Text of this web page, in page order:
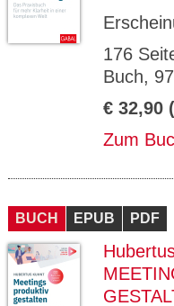
176
Buch,
€ 32,90
Zum
BUCH EPUB PDF